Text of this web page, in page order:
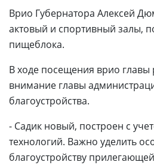
Врио Губернатора Алексей
актовый и спортивный залы,
пищеблока.
В ходе посещения врио главы
внимание главы
благоустройства.
- Садик новый, построен с
технологий. Важно уделить
благоустройству